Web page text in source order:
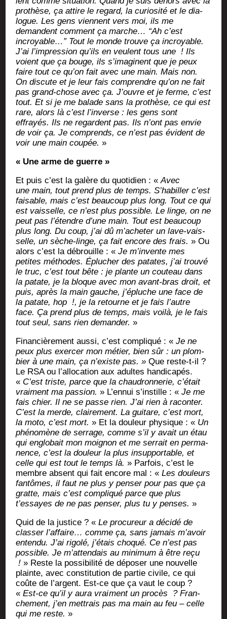
pro­thèse, ça attire le regard, la curio­si­té et le dia­
logue. Les gens viennent vers moi, ils me
demandent com­ment ça marche… “Ah c’est
incroyable…” Tout le monde trouve ça incroyable.
J’ai l’impression qu’ils en veulent tous une ! Ils
voient que ça bouge, ils s’imaginent que je peux
faire tout ce qu’on fait avec une main. Mais non.
On dis­cute et je leur fais com­prendre qu’on ne fait
pas grand-chose avec ça. J’ouvre et je ferme, c’est
tout. Et si je me balade sans la pro­thèse, ce qui est
rare, alors là c’est l’inverse : les gens sont
effrayés. Ils ne regardent pas. Ils n’ont pas envie
de voir ça. Je com­prends, ce n’est pas évident de
voir une main cou­pée. »
« Une arme de guerre »
Et puis c’est la galère du quo­ti­dien : «Avec
une main, tout prend plus de temps. S’habiller c’est
fai­sable, mais c’est beau­coup plus long. Tout ce qui
est vais­selle, ce n’est plus pos­sible. Le linge, on ne
peut pas l’étendre d’une main. Tout est beau­coup
plus long. Du coup, j’ai dû m’acheter un lave-vais­
selle, un sèche-linge, ça fait encore des frais. » Ou
alors c’est la débrouille : «Je m’invente mes
petites méthodes. Éplu­cher des patates, j’ai trou­vé
le truc, c’est tout bête : je plante un cou­teau dans
la patate, je la bloque avec mon avant-bras droit, et
puis, après la main gauche, j’épluche une face de
la patate, hop !, je la retourne et je fais l’autre
face. Ça prend plus de temps, mais voi­là, je le fais
tout seul, sans rien deman­der. »
Finan­ciè­re­ment aus­si, c’est com­pli­qué : «Je ne
peux plus exer­cer mon métier, bien sûr : un plom­
bier à une main, ça n’existe pas. » Que reste-t-il ?
Le RSA ou l’allocation aux adultes han­di­ca­pés.
« C’est triste, parce que la chau­dron­ne­rie, c’était
vrai­ment ma pas­sion. » L’ennui s’instille : «Je me
fais chier. Il ne se passe rien. J’ai rien à racon­ter.
C’est la merde, clai­re­ment. La gui­tare, c’est mort,
la moto, c’est mort. » Et la dou­leur phy­sique : « Un
phé­no­mène de ser­rage, comme s’il y avait un étau
qui englo­bait mon moi­gnon et me ser­rait en per­ma­
nence, c’est la dou­leur la plus insup­por­table, et
celle qui est tout le temps là. » Par­fois, c’est le
membre absent qui fait encore mal : «Les dou­leurs
fan­tômes, il faut ne plus y pen­ser pour pas que ça
gratte, mais c’est com­pli­qué parce que plus
t’essayes de ne pas pen­ser, plus tu y penses. »
Quid de la jus­tice ? «Le pro­cu­reur a déci­dé de
clas­ser l’affaire… comme ça, sans jamais m’avoir
enten­du. J’ai rigo­lé, j’étais cho­qué. Ce n’est pas
pos­sible. Je m’attendais au mini­mum à être reçu
! » Reste la pos­si­bi­li­té de dépo­ser une nou­velle
plainte, avec consti­tu­tion de par­tie civile, ce qui
coûte de l’argent. Est-ce que ça vaut le coup ?
«Est-ce qu’il y aura vraiment un pro­cès
? Fran­
che­ment, j’en met­trais pas ma main au feu – celle
qui me reste. »